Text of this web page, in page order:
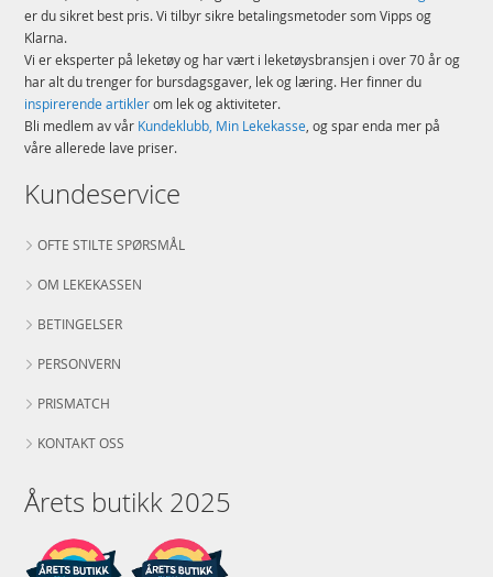
er du sikret best pris. Vi tilbyr sikre betalingsmetoder som Vipps og
Klarna.
Vi er eksperter på leketøy og har vært i leketøysbransjen i over 70 år og
har alt du trenger for bursdagsgaver, lek og læring. Her finner du
inspirerende artiklerom lek og aktiviteter.
Bli medlem av vår Kundeklubb, Min Lekekasse , og spar enda mer på
våre allerede lave priser.
Kundeservice
OFTE STILTE SPØRSMÅL
OM LEKEKASSEN
BETINGELSER
PERSONVERN
PRISMATCH
KONTAKT OSS
Årets butikk 2025